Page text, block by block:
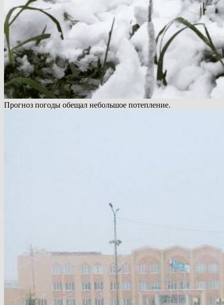
Прогноз погоды обещал небольшое потепление.